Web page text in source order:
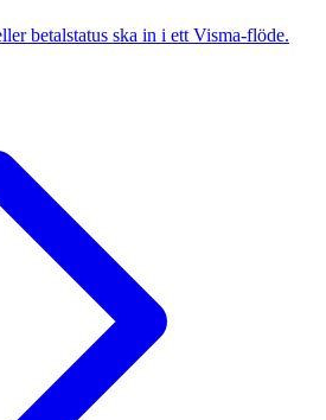
betalstatus ska in i ett Visma-flöde.